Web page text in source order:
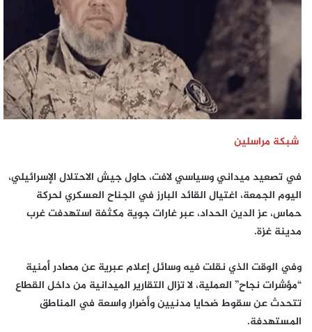
شبكة مراسلين
في تصعيد ميداني وسياسي لافت، حاول جيش الاحتلال الإسرائيلي،
اليوم الجمعة، اغتيال القائد البارز في الجناح العسكري لحركة
حماس، عز الدين الحداد، عبر غارات جوية مكثفة استهدفت غرب
مدينة غزة.
وفي الوقت الذي نقلت فيه وسائل إعلام عبرية عن مصادر أمنية
“مؤشرات نجاح” العملية، لا تزال التقارير الميدانية من داخل القطاع
تتحدث عن سقوط ضحايا مدنيين وأضرار واسعة في المناطق
المستهدفة.